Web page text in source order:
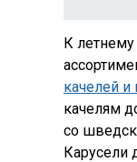
К
качелей и
качелям
со
Карусели